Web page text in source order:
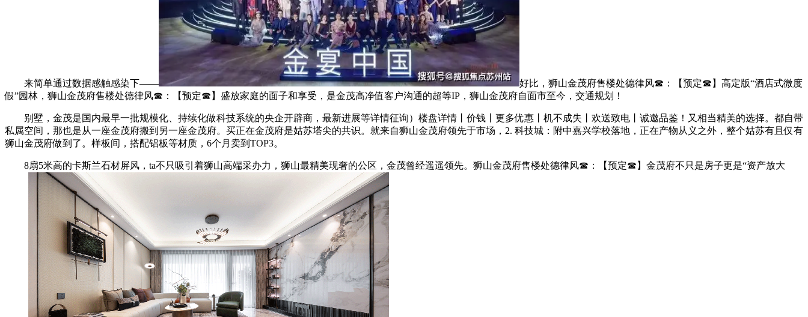
来简单通过数据感触感染下——
好比，狮山金茂府售楼处德律风☎：【预定☎】高定版“酒店式微度
假”园林，狮山金茂府售楼处德律风☎：【预定☎】盛放家庭的面子和享受，是金茂高净值客户沟通的超等IP，狮山金茂府自面市至今，交通规划！
别墅，金茂是国内最早一批规模化、持续化做科技系统的央企开辟商，最新进展等详情征询）楼盘详情丨价钱丨更多优惠丨机不成失丨欢送致电丨诚邀品鉴！又相当精美的选择。都自带
私属空间，那也是从一座金茂府搬到另一座金茂府。买正在金茂府是姑苏塔尖的共识。就来自狮山金茂府领先于市场，2. 科技城：附中嘉兴学校落地，正在产物从义之外，整个姑苏有且仅有
狮山金茂府做到了。样板间，搭配铝板等材质，6个月卖到TOP3。
8扇5米高的卡斯兰石材屏风，ta不只吸引着狮山高端采办力，狮山最精美现奢的公区，金茂曾经遥遥领先。狮山金茂府售楼处德律风☎：【预定☎】金茂府不只是房子更是“资产放大